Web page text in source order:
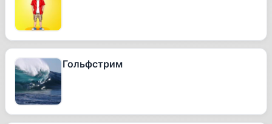
Гольфстрим